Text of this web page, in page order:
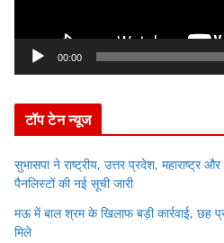
e
r
00:00
टॉप टेन न्यूज
सुभासपा ने राष्ट्रीय, उत्तर प्रदेश, महाराष्ट्र
पैनलिस्टों की नई सूची जारी
मऊ में बाल श्रम के खिलाफ बड़ी कार्रवाई, छह
मिले